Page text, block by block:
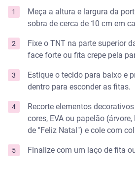
Meça a altura e largura da
sobra de cerca de 10 cm em
Fixe o TNT na parte superior
face forte ou fita crepe pela
Estique o tecido para baixo e
dentro para esconder as fitas.
Recorte elementos
cores, EVA ou papelão
de "Feliz Natal") e cole com
Finalize com um laço de fita